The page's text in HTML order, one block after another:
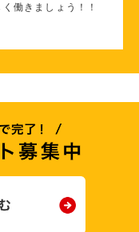
働きましょう！！